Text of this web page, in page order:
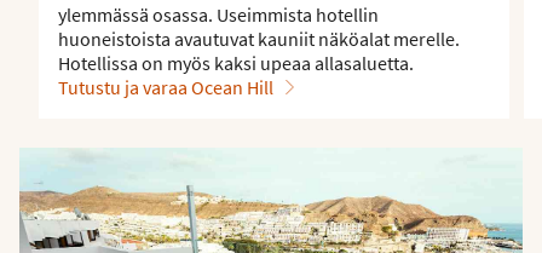
ylemmässä osassa. Useimmista hotellin
huoneistoista avautuvat kauniit näköalat merelle.
Hotellissa on myös kaksi upeaa allasaluetta.
Tutustu ja varaa Ocean Hill